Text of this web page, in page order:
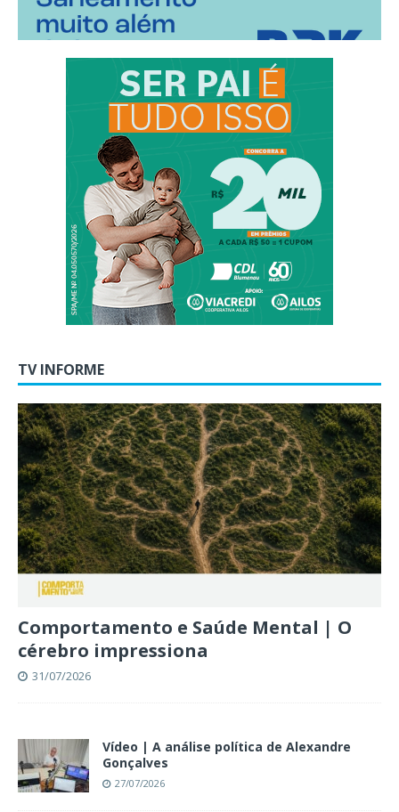
TV INFORME
Comportamento e Saúde Mental | O
cérebro impressiona
31/07/2026
Vídeo | A análise política de Alexandre
Gonçalves
27/07/2026